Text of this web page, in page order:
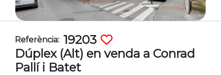
Referència: 19203
Dúplex (Alt) en venda a Conrad
Pallí i Batet